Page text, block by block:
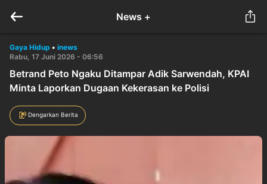
News +
Gaya Hidup • inews
Rabu, 17 Juni 2026 - 06:56
Betrand Peto Ngaku Ditampar Adik Sarwendah, KPAI
Minta Laporkan Dugaan Kekerasan ke Polisi
Dengarkan Berita